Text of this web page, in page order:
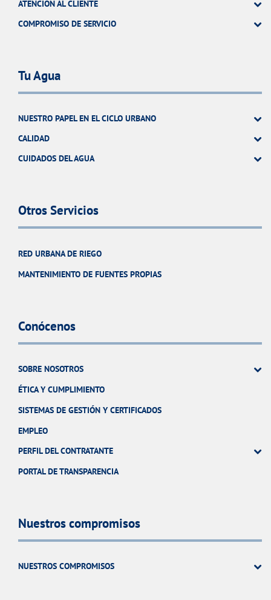
ATENCIÓN AL CLIENTE
COMPROMISO DE SERVICIO
Tu Agua
NUESTRO PAPEL EN EL CICLO URBANO
CALIDAD
CUIDADOS DEL AGUA
Otros Servicios
RED URBANA DE RIEGO
MANTENIMIENTO DE FUENTES PROPIAS
Conócenos
SOBRE NOSOTROS
ÉTICA Y CUMPLIMIENTO
SISTEMAS DE GESTIÓN Y CERTIFICADOS
EMPLEO
PERFIL DEL CONTRATANTE
PORTAL DE TRANSPARENCIA
Nuestros compromisos
NUESTROS COMPROMISOS